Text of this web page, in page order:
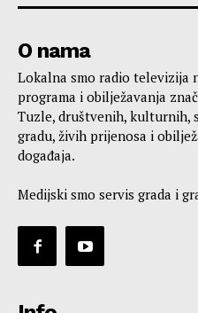
O nama
Lokalna smo radio televizija
programa i obilježavanja
Tuzle, društvenih, kulturnih,
gradu, živih prijenosa i
događaja.
Medijski smo servis grada i